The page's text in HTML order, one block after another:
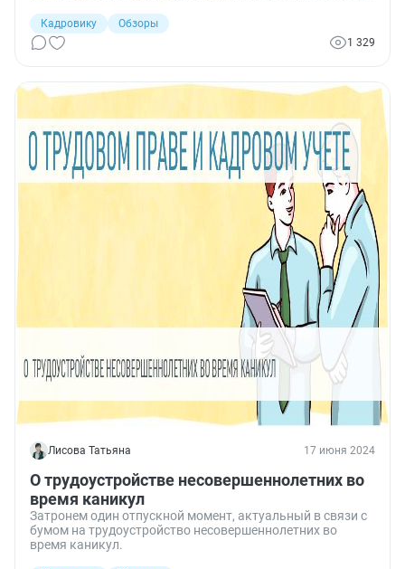
Кадровику
Обзоры
1 329
Лисова Татьяна 17 июня 2024
О трудоустройстве несовершеннолетних во
время каникул
Затронем один отпускной момент, актуальный в связи с
бумом на трудоустройство несовершеннолетних во
время каникул.